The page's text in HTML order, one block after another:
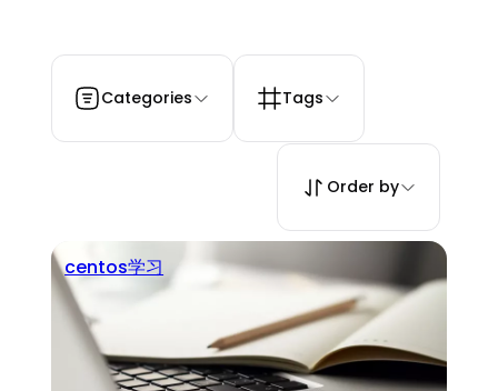
Categories Tags
Order by
centos学习